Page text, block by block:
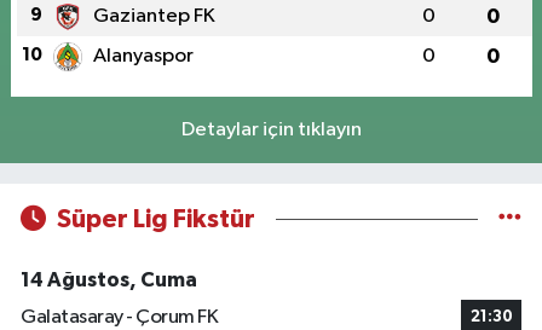
9 Gaziantep FK 0 0
10 Alanyaspor 0 0
Detaylar için tıklayın
Süper Lig Fikstür
14 Ağustos, Cuma
Galatasaray - Çorum FK
21:30